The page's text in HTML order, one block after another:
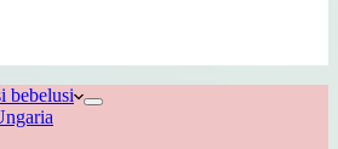
bebelusi